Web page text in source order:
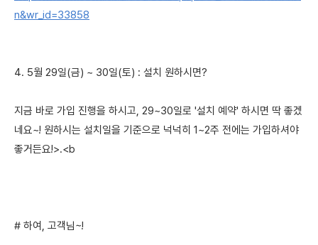
n&wr_id=33858
4. 5월 29일(금) ~ 30일(토) : 설치 원하시면?
지금 바로 가입 진행을 하시고, 29~30일로 '설치 예약' 하시면 딱 좋겠
네요~! 원하시는 설치일을 기준으로 넉넉히 1~2주 전에는 가입하셔야
좋거든요!>.<b
# 하여, 고객님~!